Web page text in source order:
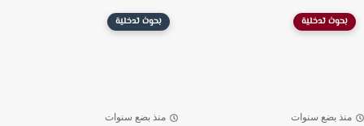
بحوث تدخلية
بضع سنوات
بحوث تدخلية
منذ بضع سنوات